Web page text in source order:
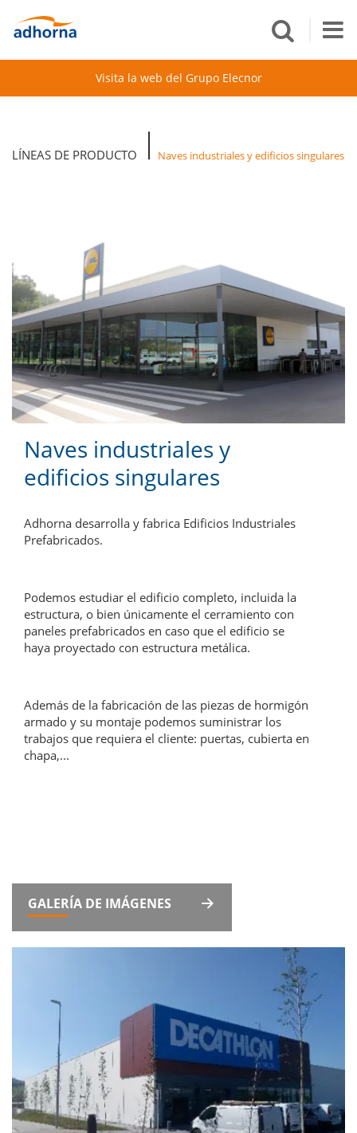
Visita la web del Grupo Elecnor
LÍNEAS DE PRODUCTO Naves industriales y edificios singulares
Naves industriales y
edificios singulares
Adhorna desarrolla y fabrica Edificios Industriales
Prefabricados.
Podemos estudiar el edificio completo, incluida la
estructura, o bien únicamente el cerramiento con
paneles prefabricados en caso que el edificio se
haya proyectado con estructura metálica.
Además de la fabricación de las piezas de hormigón
armado y su montaje podemos suministrar los
trabajos que requiera el cliente: puertas, cubierta en
chapa,...
GALERÍA DE IMÁGENES